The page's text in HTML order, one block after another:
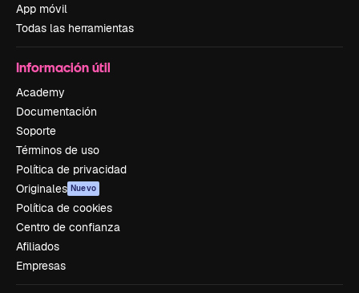
App móvil
Todas las herramientas
Información útil
Academy
Documentación
Soporte
Términos de uso
Política de privacidad
Originales Nuevo
Política de cookies
Centro de confianza
Afiliados
Empresas